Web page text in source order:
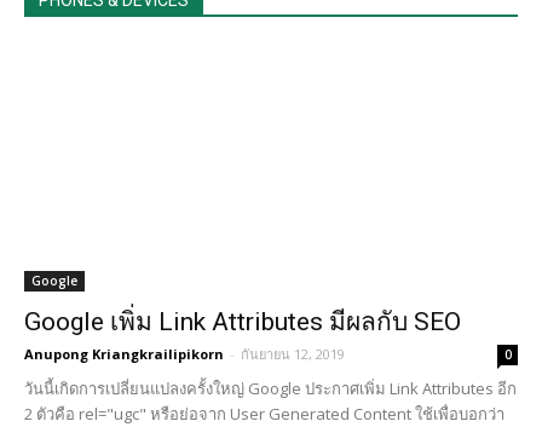
Google
Google เพิ่ม Link Attributes มีผลกับ SEO
Anupong Kriangkrailipikorn - กันยายน 12, 2019 0
วันนี้เกิดการเปลี่ยนแปลงครั้งใหญ่ Google ประกาศเพิ่ม Link Attributes อีก
2 ตัวคือ rel="ugc" หรือย่อจาก User Generated Content ใช้เพื่อบอกว่า